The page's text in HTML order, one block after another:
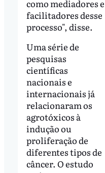
como mediadores e
facilitadores desse
processo", disse.
Uma série de
pesquisas
científicas
nacionais e
internacionais já
relacionaram os
agrotóxicos à
indução ou
proliferação de
diferentes tipos de
câncer. O estudo